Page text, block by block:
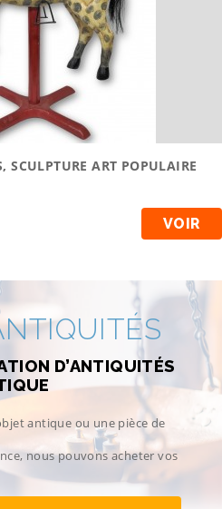
SCULPTURE ART POPULAIRE
VOIR
D’ANTIQUITÉS
antique ou une pièce de
nous pouvons acheter vos